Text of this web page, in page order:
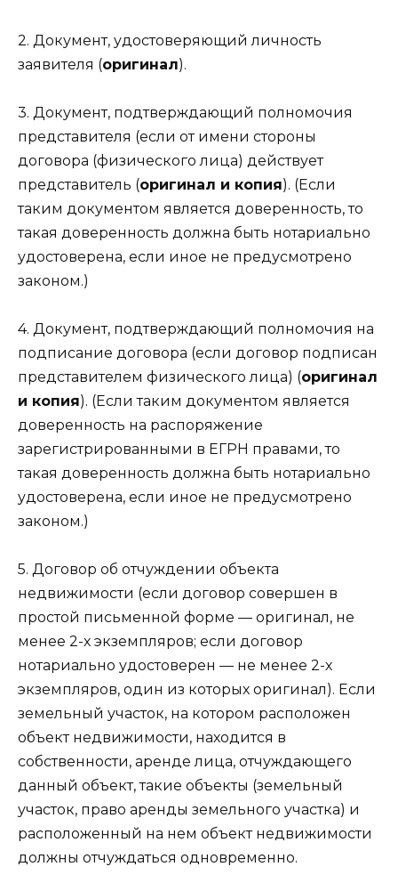
2. Документ, удостоверяющий личность
заявителя (оригинал).
3. Документ, подтверждающий полномочия
представителя (если от имени стороны
договора (физического лица) действует
представитель (оригинал и копия). (Если
таким документом является доверенность, то
такая доверенность должна быть нотариально
удостоверена, если иное не предусмотрено
законом.)
4. Документ, подтверждающий полномочия на
подписание договора (если договор подписан
представителем физического лица) (оригинал
и копия). (Если таким документом является
доверенность на распоряжение
зарегистрированными в ЕГРН правами, то
такая доверенность должна быть нотариально
удостоверена, если иное не предусмотрено
законом.)
5. Договор об отчуждении объекта
недвижимости (если договор совершен в
простой письменной форме — оригинал, не
менее 2-х экземпляров; если договор
нотариально удостоверен — не менее 2-х
экземпляров, один из которых оригинал). Если
земельный участок, на котором расположен
объект недвижимости, находится в
собственности, аренде лица, отчуждающего
данный объект, такие объекты (земельный
участок, право аренды земельного участка) и
расположенный на нем объект недвижимости
должны отчуждаться одновременно.